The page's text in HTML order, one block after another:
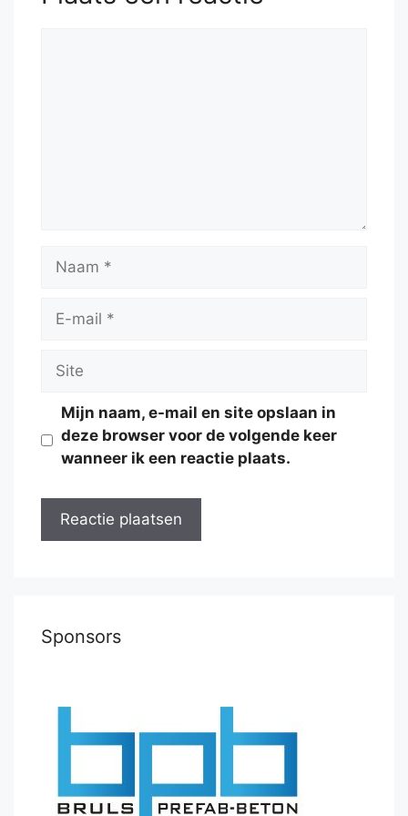
Naam
Site
Mijn naam, e-mail en site opslaan in
deze browser voor de volgende keer
wanneer ik een reactie plaats.
Sponsors